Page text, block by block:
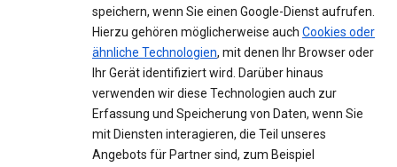
speichern, wenn Sie einen Google-Dienst aufrufen.
Hierzu gehören möglicherweise auch Cookies oder
ähnliche Technologien, mit denen Ihr Browser oder
Ihr Gerät identifiziert wird. Darüber hinaus
verwenden wir diese Technologien auch zur
Erfassung und Speicherung von Daten, wenn Sie
mit Diensten interagieren, die Teil unseres
Angebots für Partner sind, zum Beispiel